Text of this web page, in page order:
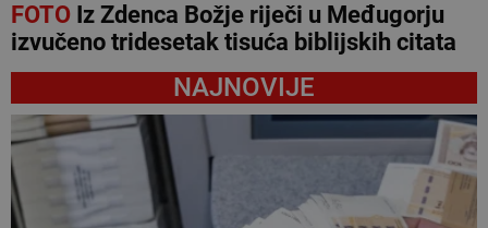
FOTOIz Zdenca Božje riječi u Međugorju
izvučeno tridesetak tisuća biblijskih citata
NAJNOVIJE